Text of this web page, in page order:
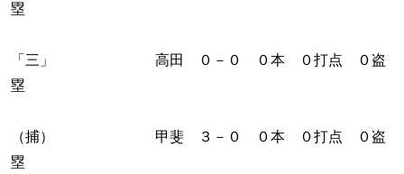
塁
「三」 高田 ０－０ ０本 ０打点 ０盗
塁
（捕） 甲斐 ３－０ ０本 ０打点 ０盗
塁